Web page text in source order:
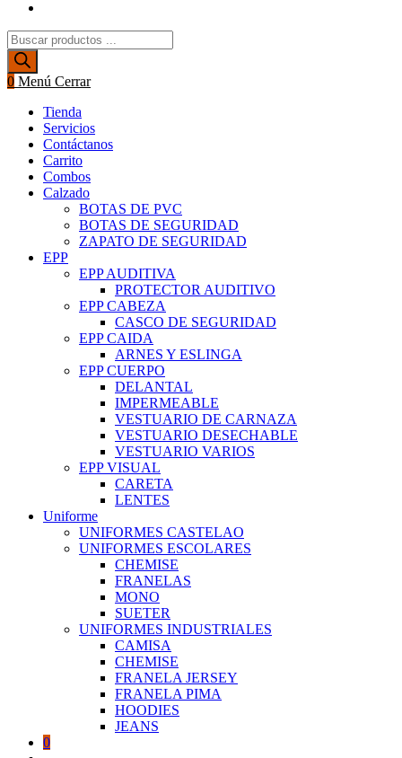
de
Búsqueda
de
productos
0 Menú Cerrar
Tienda
Servicios
Contáctanos
Carrito
Combos
Calzado
BOTAS DE PVC
BOTAS DE SEGURIDAD
ZAPATO DE SEGURIDAD
EPP
EPP AUDITIVA
PROTECTOR AUDITIVO
EPP CABEZA
CASCO DE SEGURIDAD
EPP CAIDA
ARNES Y ESLINGA
EPP CUERPO
DELANTAL
IMPERMEABLE
VESTUARIO DE CARNAZA
VESTUARIO DESECHABLE
VESTUARIO VARIOS
EPP VISUAL
CARETA
LENTES
Uniforme
UNIFORMES CASTELAO
UNIFORMES ESCOLARES
CHEMISE
FRANELAS
MONO
SUETER
UNIFORMES INDUSTRIALES
CAMISA
CHEMISE
FRANELA JERSEY
FRANELA PIMA
HOODIES
JEANS
0